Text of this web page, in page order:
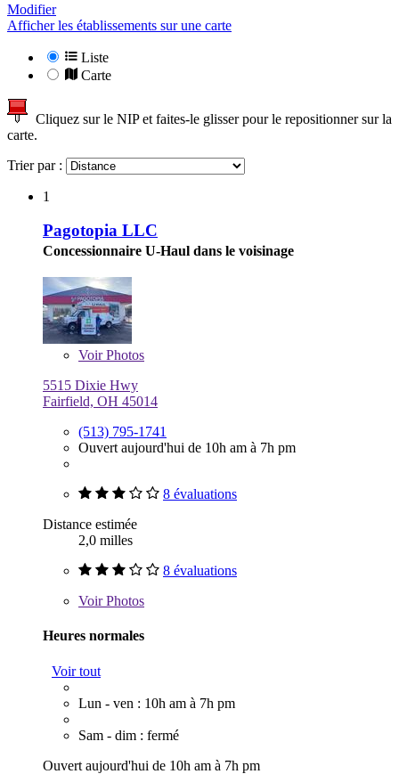
Modifier
Afficher les établissements sur une carte
Liste
Carte
Cliquez sur le NIP et faites-le glisser pour le repositionner sur la
carte.
Trier par :
1
Pagotopia LLC
Concessionnaire U-Haul dans le voisinage
VoirPhotos
5515 Dixie Hwy
Fairfield, OH 45014
(513) 795-1741
Ouvert aujourd'hui de 10h am à 7h pm
8 évaluations
Distance estimée
2,0 milles
8 évaluations
VoirPhotos
Heures normales
Voir tout
Lun - ven : 10h am à 7h pm
Sam - dim : fermé
Ouvert aujourd'hui de 10h am à 7h pm